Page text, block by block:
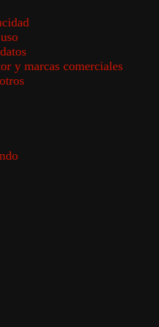
y marcas comerciales